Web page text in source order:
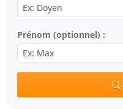
Prénom (optionnel) :